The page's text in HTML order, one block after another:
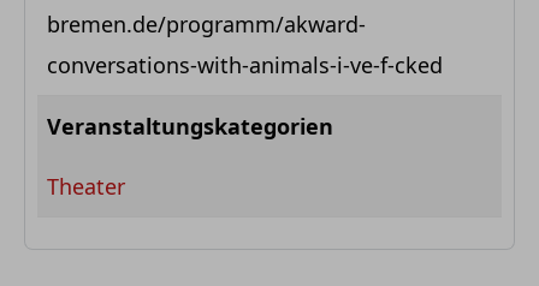
bremen.de/programm/akward-
conversations-with-animals-i-ve-f-cked
Veranstaltungskategorien
Theater